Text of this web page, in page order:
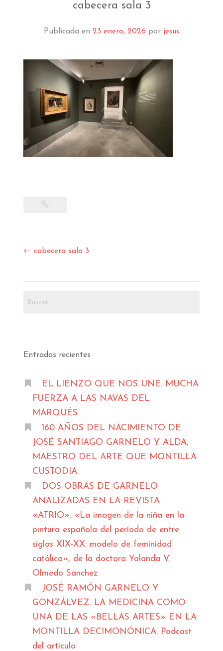
COLECCIÓN
PUBLICACIONES
INFORMACIÓN
AMIGOS DEL MUSEO
cabecera sala 3
Publicada en 23 enero, 2026 por jesus
Navegación
← cabecera sala 3
Entradas recientes
EL LIENZO QUE NOS UNE. MUCHA
FUERZA A LAS NAVAS DEL
MARQUÉS
160 AÑOS DEL NACIMIENTO DE
JOSÉ SANTIAGO GARNELO Y ALDA,
MAESTRO DEL ARTE QUE MONTILLA
CUSTODIA
DOS OBRAS DE GARNELO
ANALIZADAS EN LA REVISTA
«ATRIO». «La imagen de la niña en la
pintura española del período de entre
siglos XIX-XX: modelo de feminidad
católica», de la doctora Yolanda V.
Olmedo Sánchez
JOSÉ RAMÓN GARNELO Y
GONZÁLVEZ. LA MEDICINA COMO
UNA DE LAS «BELLAS ARTES» EN LA
MONTILLA DECIMONÓNICA. Podcast
del artículo